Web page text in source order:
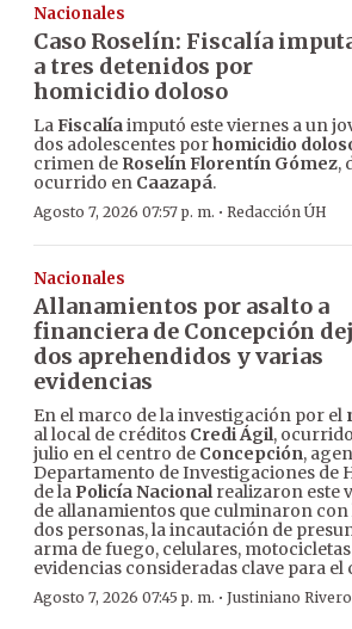
Nacionales
Caso Roselín: Fiscalía
a tres detenidos por
homicidio doloso
LaFiscalíaimputó este viernes a un
dos adolescentes porhomicidio
crimen de Roselín Florentín Gómez,
ocurrido en Caazapá.
Agosto 7, 2026 07:57 p. m. · Redacción ÚH
Nacionales
Allanamientos por asalto a
financiera de Concepción
dos aprehendidos y varias
evidencias
En el marco de la investigación por el
al local de créditos Credi Ágil,
julio en el centro de Concepción,
Departamento de Investigaciones de
de la Policía Nacionalrealizaron este
de allanamientos que culminaron
dos personas, la incautación de
arma de fuego, celulares,
evidencias consideradas clave para el
Agosto 7, 2026 07:45 p. m. · Justiniano